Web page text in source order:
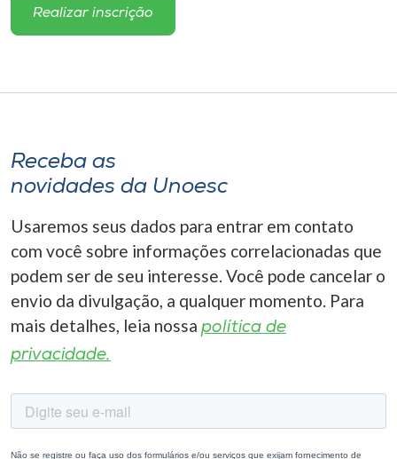
Realizar inscrição
Receba as
novidades da Unoesc
Usaremos seus dados para entrar em contato
com você sobre informações correlacionadas que
podem ser de seu interesse. Você pode cancelar o
envio da divulgação, a qualquer momento. Para
mais detalhes, leia nossa política de
privacidade.